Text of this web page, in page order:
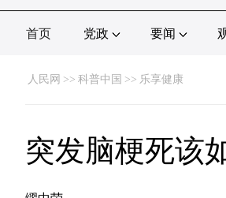
首页 党政 要闻
人民网 >> 科普中国 >> 乐享健康
突发脑梗死该